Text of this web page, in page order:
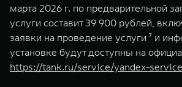
марта 2026 г. по предварительной
услуги составит 39 900 рублей,
заявки на проведение услуги ⁷ и
установке будут доступны на
https://tank.ru/service/yandex-